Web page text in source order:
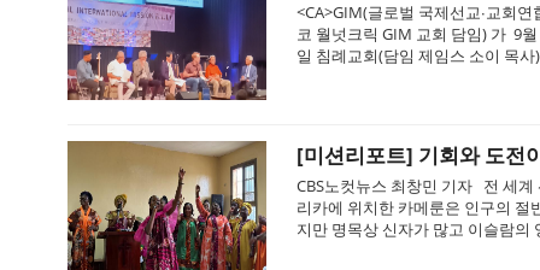
<CA>GIM(글로벌 국제선교∙교회
코 월넛크릭 GIM 교회 담임) 가 9
일 침례교회(담임 제임스 소이 목사
[미션리포트] 기회와 도전
CBS노컷뉴스 최창민 기자 전 세
리카에 위치한 카메룬은 인구의 절
지만 명목상 신자가 많고 이슬람의